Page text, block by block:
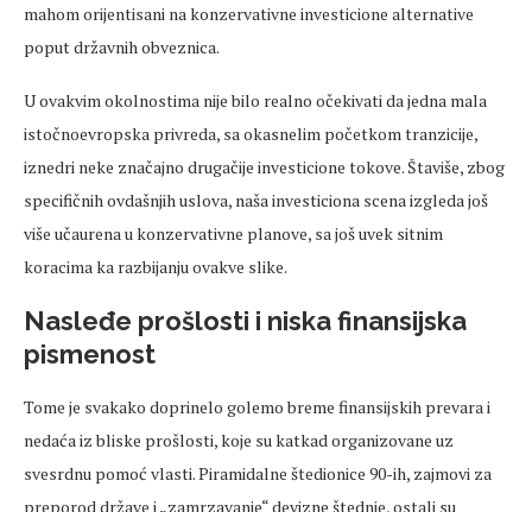
mahom orijentisani na konzervativne investicione alternative
poput državnih obveznica.
U ovakvim okolnostima nije bilo realno očekivati da jedna mala
istočnoevropska privreda, sa okasnelim početkom tranzicije,
iznedri neke značajno drugačije investicione tokove. Štaviše, zbog
specifičnih ovdašnjih uslova, naša investiciona scena izgleda još
više učaurena u konzervativne planove, sa još uvek sitnim
koracima ka razbijanju ovakve slike.
Nasleđe prošlosti i niska finansijska
pismenost
Tome je svakako doprinelo golemo breme finansijskih prevara i
nedaća iz bliske prošlosti, koje su katkad organizovane uz
svesrdnu pomoć vlasti. Piramidalne štedionice 90-ih, zajmovi za
preporod države i „zamrzavanje“ devizne štednje, ostali su